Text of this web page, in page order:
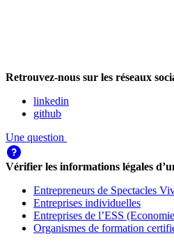
Retrouvez-nous sur les réseaux
linkedin
github
Une question
Vérifier les informations légales
Entrepreneurs de Spectacles
Entreprises individuelles
Entreprises de l’ESS
Organismes de formation